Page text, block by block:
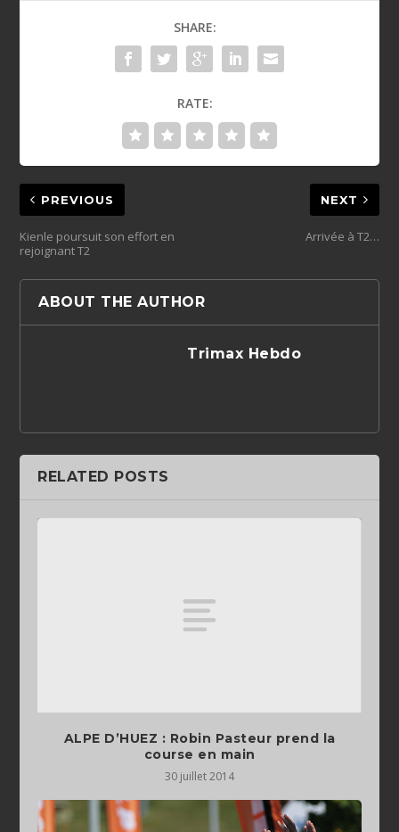
SHARE:
RATE:
PREVIOUS
Kienle poursuit son effort en
rejoignant T2
NEXT
Arrivée à T2…
ABOUT THE AUTHOR
Trimax Hebdo
RELATED POSTS
ALPE D’HUEZ : Robin Pasteur prend la
course en main
30 juillet 2014